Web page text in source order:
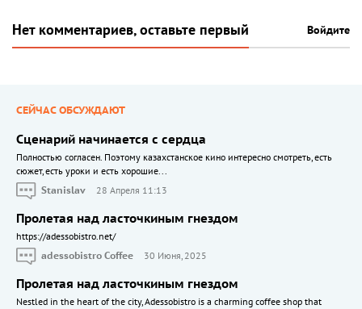
Нет комментариев, оставьте первый Войдите
СЕЙЧАС ОБСУЖДАЮТ
Сценарий начинается с сердца
Полностью согласен. Поэтому казахстанское кино интересно смотреть, есть
сюжет, есть уроки и есть хорошие...
Stanislav
28 Апреля 11:13
Пролетая над ласточкиным гнездом
https://adessobistro.net/
adessobistro Coffee
30 Июня, 2025
Пролетая над ласточкиным гнездом
Nestled in the heart of the city, Adessobistro is a charming coffee shop that